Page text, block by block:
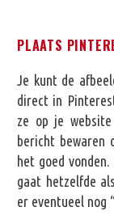
PLAATS
Je kunt de
direct in
ze op je
bericht bewaren
het goed
gaat hetzelfde
er eventueel nog